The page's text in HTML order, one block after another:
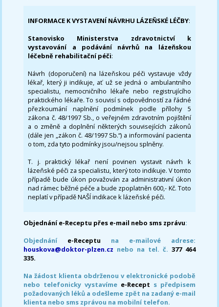
INFORMACE K VYSTAVENÍ NÁVRHU LÁZEŇSKÉ LÉČBY:
Stanovisko Ministerstva zdravotnictví k
vystavování a podávání návrhů na lázeňskou
léčebně rehabilitační péči:
Návrh (doporučení) na lázeňskou péči vystavuje vždy
lékař, který ji indikuje, ať už se jedná o ambulantního
specialistu, nemocničního lékaře nebo registrujícího
praktického lékaře. To souvisí s odpovědností za řádné
přezkoumání naplnění podmínek podle přílohy 5
zákona č. 48/1997 Sb., o veřejném zdravotním pojištění
a o změně a doplnění některých souvisejících zákonů
(dále jen „zákon č. 48/1997 Sb.“) a informování pacienta
o tom, zda tyto podmínky jsou/nejsou splněny.
T. j. praktický lékař není povinen vystavit návrh k
lázeňské péči za specialistu, který toto indikuje. V tomto
případě bude úkon považován za administrativní úkon
nad rámec běžné péče a bude zpoplatněn 600,- Kč. Toto
neplatí v případě NAŠÍ indikace k lázeňské péči.
Objednání e-Receptu přes e-mail nebo sms zprávu:
Objednání e-Receptu na e-mailové adrese:
houskova@doktor-plzen.cz nebo na tel. č. 377 464
335.
Na žádost klienta obdrženou v elektronické podobě
nebo telefonicky vystavíme e-Recept s předpisem
požadovaných léků a odešleme zpět na zadaný e-mail
klienta nebo sms zprávou na mobilní telefon.